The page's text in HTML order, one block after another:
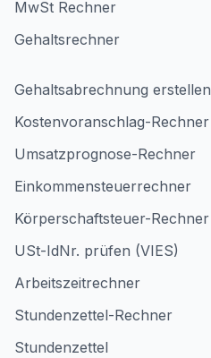
MwSt Rechner
Gehaltsrechner
Gehaltsabrechnung erstellen
Kostenvoranschlag-Rechner
Umsatzprognose-Rechner
Einkommensteuerrechner
Körperschaftsteuer-Rechner
USt-IdNr. prüfen (VIES)
Arbeitszeitrechner
Stundenzettel-Rechner
Stundenzettel